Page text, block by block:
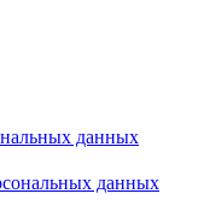
данных
данных